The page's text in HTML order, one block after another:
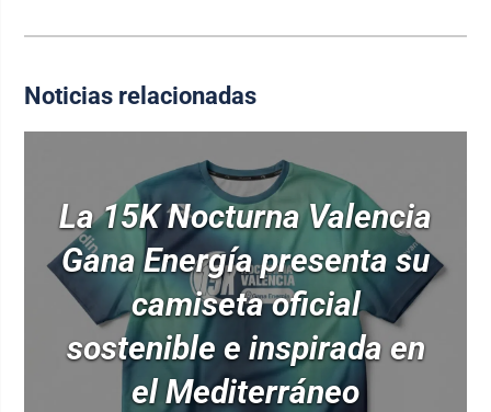
Noticias relacionadas
La 15K Nocturna Valencia
Gana Energía presenta su
camiseta oficial
sostenible e inspirada en
el Mediterráneo